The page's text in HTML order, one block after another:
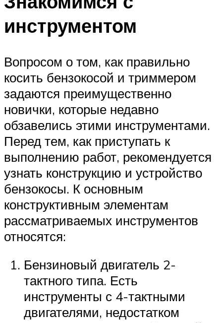
инструментом
Вопросом о том, как правильно
косить бензокосой и триммером
задаются преимущественно
новички, которые недавно
обзавелись этими инструментами.
Перед тем, как приступать к
выполнению работ, рекомендуется
узнать конструкцию и устройство
бензокосы. К основным
конструктивным элементам
рассматриваемых инструментов
относятся:
Бензиновый двигатель 2-
тактного типа. Есть
инструменты с 4-тактными
двигателями, недостатком